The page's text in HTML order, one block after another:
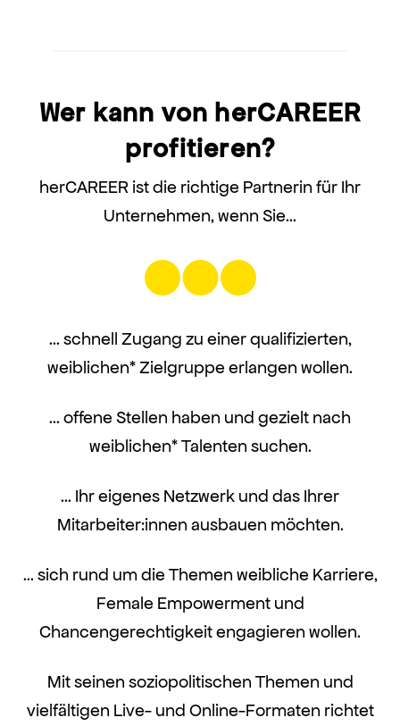
Wer kann von herCAREER
profitieren?
herCAREER ist die richtige Partnerin für Ihr
Unternehmen, wenn Sie…
… schnell Zugang zu einer qualifizierten,
weiblichen* Zielgruppe erlangen wollen.
… offene Stellen haben und gezielt nach
weiblichen* Talenten suchen.
… Ihr eigenes Netzwerk und das Ihrer
Mitarbeiter:innen ausbauen möchten.
… sich rund um die Themen weibliche Karriere,
Female Empowerment und
Chancengerechtigkeit engagieren wollen.
Mit seinen soziopolitischen Themen und
vielfältigen Live- und Online-Formaten richtet